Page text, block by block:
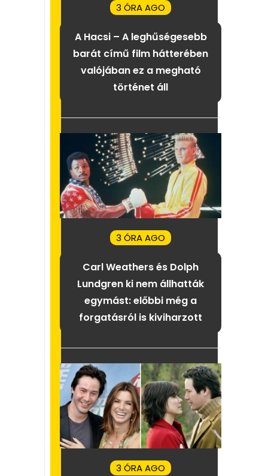
3 ÓRA AGO
A Hacsi – A leghűségesebb
barát című film hátterében
valójában ez a megható
történet áll
3 ÓRA AGO
Carl Weathers és Dolph
Lundgren ki nem állhatták
egymást: előbbi még a
forgatásról is kiviharzott
3 ÓRA AGO